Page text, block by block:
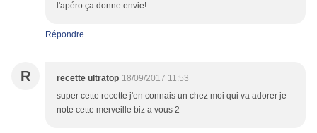
l'apéro ça donne envie!
Répondre
R recette ultratop 18/09/2017 11:53
super cette recette j'en connais un chez moi qui va adorer je
note cette merveille biz a vous 2